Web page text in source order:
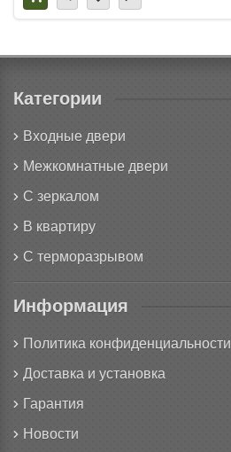
Категории
Входные двери
Межкомнатные двери
С зеркалом
В квартиру
С терморазрывом
Информация
Политика конфиденциальности
Доставка и установка
Гарантия
Новости